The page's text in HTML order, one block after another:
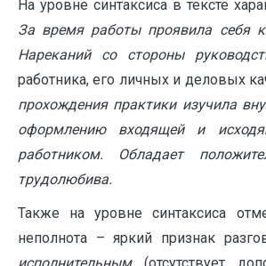
На уровне синтаксиса в тексте
За время работы проявила себя
Нареканий со стороны
работника, его личных и деловых
прохождения практики изучила
оформлению входящей и
работником. Обладает
трудолюбива.
Также на уровне синтаксиса
неполнота – яркий признак
исполнительным(отсутствует